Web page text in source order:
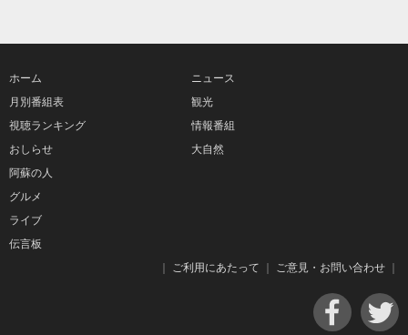
ホーム
月別番組表
視聴ランキング
おしらせ
ニュース
観光
情報番組
大自然
阿蘇の人
グルメ
ライブ
伝言板
ご利用にあたって ご意見・お問い合わせ